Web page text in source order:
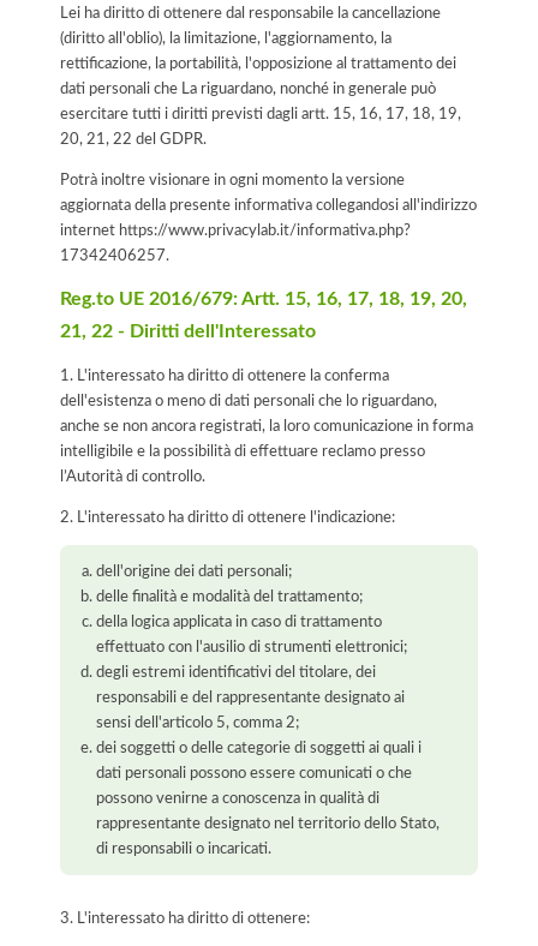
Lei ha diritto di ottenere dal responsabile la cancellazione
(diritto all'oblio), la limitazione, l'aggiornamento, la
rettificazione, la portabilità, l'opposizione al trattamento dei
dati personali che La riguardano, nonché in generale può
esercitare tutti i diritti previsti dagli artt. 15, 16, 17, 18, 19,
20, 21, 22 del GDPR.
Potrà inoltre visionare in ogni momento la versione
aggiornata della presente informativa collegandosi all'indirizzo
internet https://www.privacylab.it/informativa.php?
17342406257.
Reg.to UE 2016/679: Artt. 15, 16, 17, 18, 19, 20,
21, 22 - Diritti dell'Interessato
1. L'interessato ha diritto di ottenere la conferma
dell'esistenza o meno di dati personali che lo riguardano,
anche se non ancora registrati, la loro comunicazione in forma
intelligibile e la possibilità di effettuare reclamo presso
l’Autorità di controllo.
2. L'interessato ha diritto di ottenere l'indicazione:
dell'origine dei dati personali;
delle finalità e modalità del trattamento;
della logica applicata in caso di trattamento
effettuato con l'ausilio di strumenti elettronici;
degli estremi identificativi del titolare, dei
responsabili e del rappresentante designato ai
sensi dell'articolo 5, comma 2;
dei soggetti o delle categorie di soggetti ai quali i
dati personali possono essere comunicati o che
possono venirne a conoscenza in qualità di
rappresentante designato nel territorio dello Stato,
di responsabili o incaricati.
3. L'interessato ha diritto di ottenere: